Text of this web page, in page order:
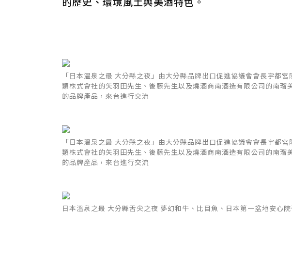
「日本溫泉之最 大分縣之夜」由大分縣品牌出口促進協議會會長宇都
類株式會社的矢羽田先生、後藤先生以及燒酒商南酒造有限公司的南
的品牌產品，來台進行交流
「日本溫泉之最 大分縣之夜」由大分縣品牌出口促進協議會會長宇都
類株式會社的矢羽田先生、後藤先生以及燒酒商南酒造有限公司的南
的品牌產品，來台進行交流
日本溫泉之最 大分縣舌尖之夜 夢幻和牛、比目魚、日本第一盆地安心